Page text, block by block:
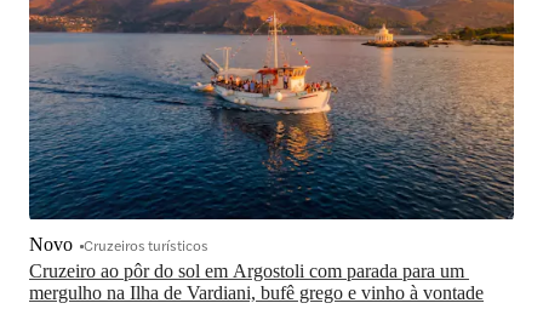
Cruzeiro ao pôr do sol em Argostoli com parada para um
mergulho na Ilha de Vardiani, bufê grego e vinho à vontade
Novo Cruzeiros turísticos